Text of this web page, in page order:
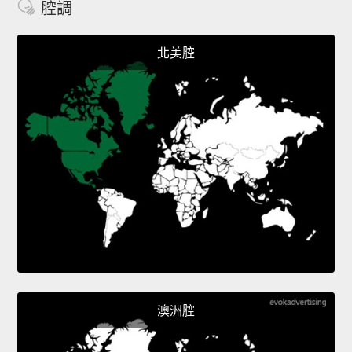
腔調
北美腔
澳洲腔